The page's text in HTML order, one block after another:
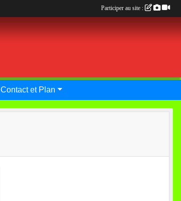
Contact et Plan
Participer au site :